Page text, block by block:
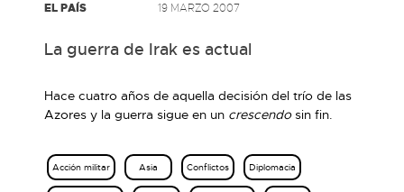
EL PAÍS 19 MARZO 2007
La guerra de Irak es actual
Hace cuatro años de aquella decisión del trío de las
Azores y la guerra sigue en un crescendosin fin.
Acción militar Asia Conflictos Diplomacia